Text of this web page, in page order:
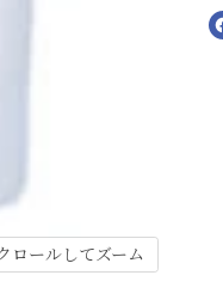
ロールしてズーム